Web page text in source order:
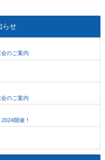
らせ
のご案内
のご案内
開催！